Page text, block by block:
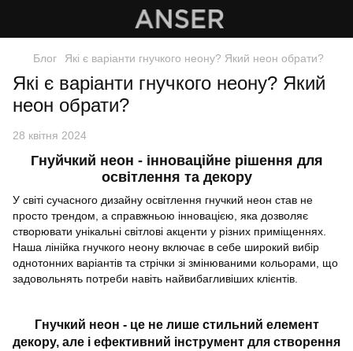
Блог Які є варіанти гнучкого неону? Який неон обрати?
Які є варіанти гнучкого неону? Який
неон обрати?
28 квітня 2024
Гнуйчкий неон - інноваційне рішення для
освітлення та декору
У світі сучасного дизайну освітлення гнучкий неон став не
просто трендом, а справжньою інновацією, яка дозволяє
створювати унікальні світлові акценти у різних приміщеннях.
Наша лінійка гнучкого неону включає в себе широкий вибір
однотонних варіантів та стрічки зі змінюваними кольорами, що
задовольнять потреби навіть найвибагливіших клієнтів.
Гнучкий неон - це не лише стильний елемент
декору, але і ефективний інструмент для створення